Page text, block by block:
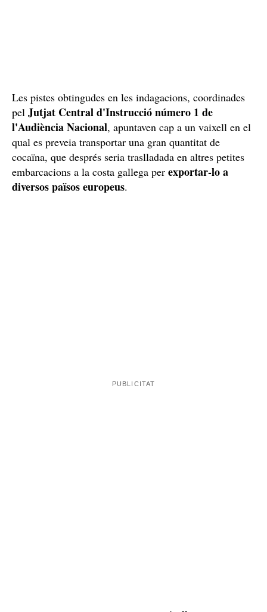
Les pistes obtingudes en les indagacions, coordinades
pel Jutjat Central d'Instrucció número 1 de
l'Audiència Nacional, apuntaven cap a un vaixell en el
qual es preveia transportar una gran quantitat de
cocaïna, que després seria traslladada en altres petites
embarcacions a la costa gallega per exportar-lo a
diversos països europeus.